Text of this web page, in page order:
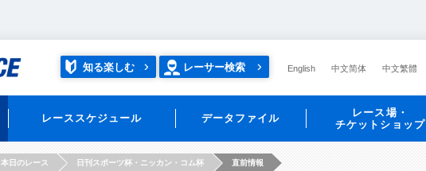
知る楽しむ レーサー検索 English 中文简体 中文繁體
レーススケジュール データファイル
レース場・
チケットショップ
本日のレース 日刊スポーツ杯・ニッカン・コム杯 直前情報